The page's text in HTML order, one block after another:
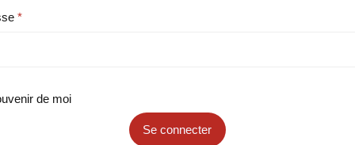
de moi
Se connecter